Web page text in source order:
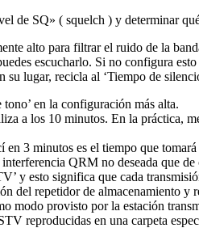
de SQ» ( squelch ) y determinar
alto para filtrar el ruido de la
escucharlo. Si no configura esto
lugar, recicla al ‘Tiempo de
en la configuración más alta.
a los 10 minutos. En la práctica,
en 3 minutos es el tiempo que
QRM no deseada que
y esto significa que cada
del repetidor de almacenamiento y
modo provisto por la estación
reproducidas en una carpeta